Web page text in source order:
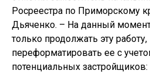
Росреестра по Приморскому
Дьяченко. – На данный
только продолжать эту
переформатировать ее с
потенциальных застройщиков: